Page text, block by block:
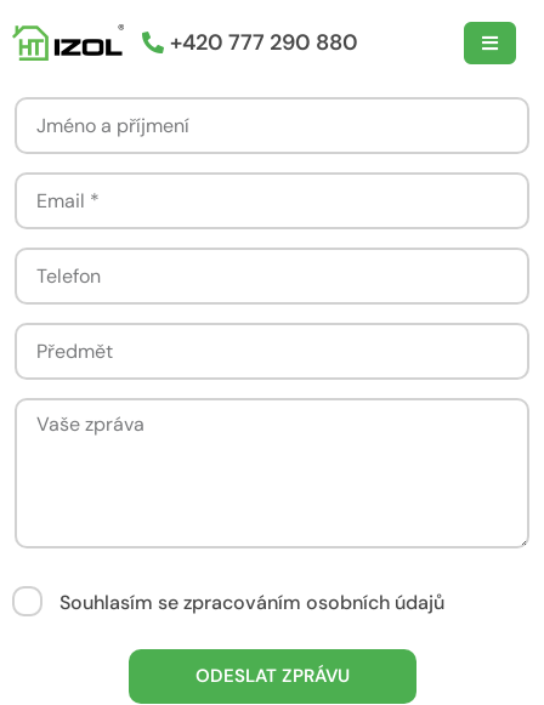
+420 777 290 880
Souhlasím se zpracováním osobních údajů
ODESLAT ZPRÁVU